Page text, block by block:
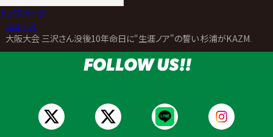
トップページ
ニュース
大阪大会 三沢さん没後10年命日に“生涯ノア"の誓い 杉浦がKAZMAと
FOLLOW US!!